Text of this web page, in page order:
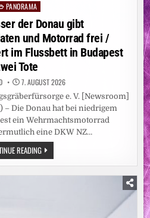
PANORAMA
der Donau gibt
und Motorrad frei /
im Flussbett in Budapest
Tote
7. AUGUST 2026
e. V. [Newsroom]
– Die Donau hat bei niedrigem
ein Wehrmachtsmotorrad
eine DKW NZ…
READINGNIEDRIGWASSER
DER
DONAU